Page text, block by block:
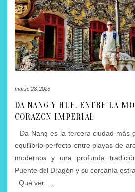
marzo 28, 2026
DA NANG Y HUE. ENTRE LA
CORAZON IMPERIAL
Da Nang es la tercera ciudad más
equilibrio perfecto entre playas de
modernos y una profunda
Puente del Dragón y su cercanía
Qué ver